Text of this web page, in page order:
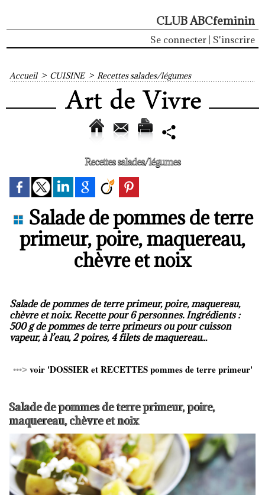
CLUB ABCfeminin
Se connecter S'inscrire
Accueil > CUISINE > Recettes salades/légumes
Recettes salades/légumes
Salade de pommes de terre
primeur, poire, maquereau,
chèvre et noix
Salade de pommes de terre primeur, poire, maquereau,
chèvre et noix. Recette pour 6 personnes. Ingrédients :
500 g de pommes de terre primeurs ou pour cuisson
vapeur, à l’eau, 2 poires, 4 filets de maquereau...
•••> voir 'DOSSIER et RECETTES pommes de terre primeur'
Salade de pommes de terre primeur, poire,
maquereau, chèvre et noix